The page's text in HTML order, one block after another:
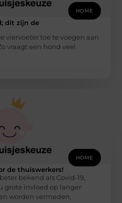
HOME
dit zijn de
viervoeter toe te voegen aan
vraagt een hond veel
HOME
de thuiswerkers!
bekend als Covid-19,
grote invloed op langer
worden vermeden,